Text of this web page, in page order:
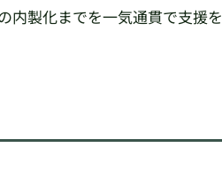
内製化までを一気通貫で支援を